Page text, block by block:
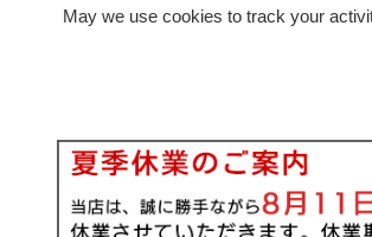
May we use cookies to track your